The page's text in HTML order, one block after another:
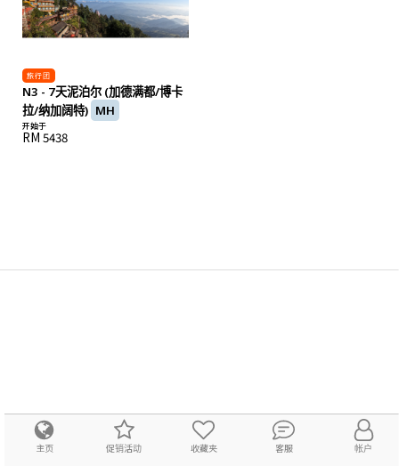
主页 促销活动 收藏夹 客服 帐户
旅行团
N3 - 7天泥泊尔 (加德满都/博卡
拉/纳加阔特) MH
开始于
RM 5438